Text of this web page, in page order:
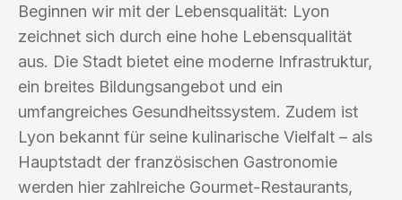
Beginnen wir mit der Lebensqualität: Lyon
zeichnet sich durch eine hohe Lebensqualität
aus. Die Stadt bietet eine moderne Infrastruktur,
ein breites Bildungsangebot und ein
umfangreiches Gesundheitssystem. Zudem ist
Lyon bekannt für seine kulinarische Vielfalt – als
Hauptstadt der französischen Gastronomie
werden hier zahlreiche Gourmet-Restaurants,